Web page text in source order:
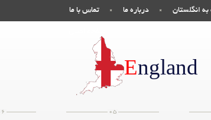
تماس با ما درباره ما انگلستان
England
05